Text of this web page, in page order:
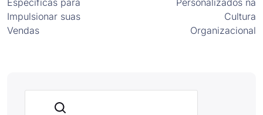
Específicas para
Impulsionar suas
Vendas
Personalizados na
Cultura
Organizacional
Pesquisar